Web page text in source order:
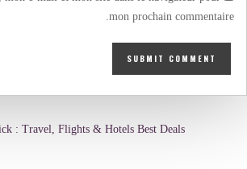
mon prochain commentaire.
: Travel, Flights & Hotels Best Deals